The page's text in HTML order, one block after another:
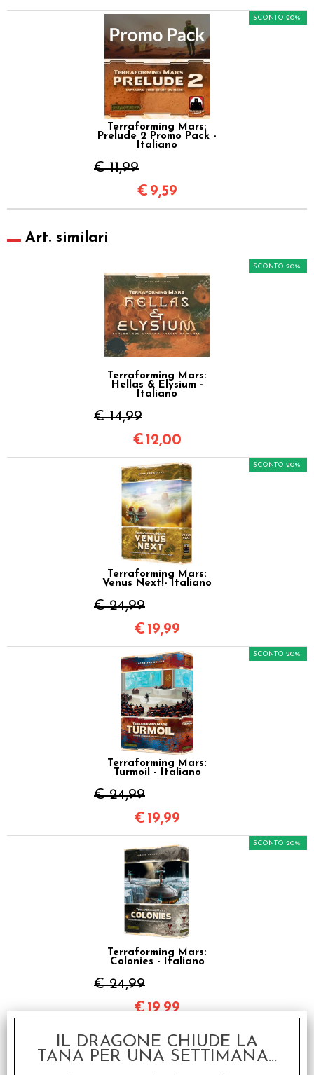
Terraforming Mars:
Prelude 2 Promo Pack -
Italiano
€ 11,99
SCONTO 20%
€ 9,59
Art. similari
Terraforming Mars:
Hellas & Elysium -
Italiano
€ 14,99
SCONTO 20%
€ 12,00
Terraforming Mars:
Venus Next!- Italiano
€ 24,99
SCONTO 20%
€ 19,99
Terraforming Mars:
Turmoil - Italiano
€ 24,99
SCONTO 20%
€ 19,99
Terraforming Mars:
Colonies - Italiano
€ 24,99
SCONTO 20%
€19,99
IL DRAGONE CHIUDE LA
TANA PER UNA SETTIMANA...